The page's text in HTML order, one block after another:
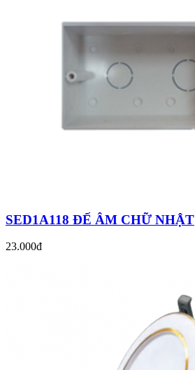
SED1A118 ĐẾ ÂM CHỮ NHẬT
23.000đ